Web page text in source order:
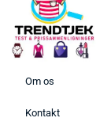
Om os
Kontakt
Bedste
Find de